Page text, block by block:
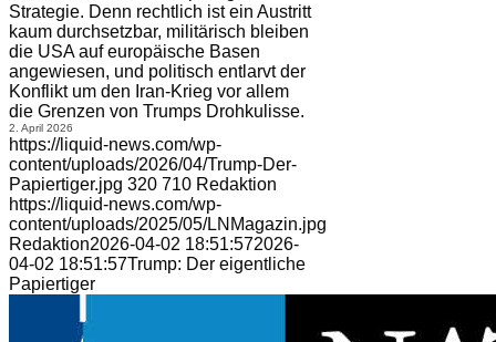
Strategie. Denn rechtlich ist ein Austritt
kaum durchsetzbar, militärisch bleiben
die USA auf europäische Basen
angewiesen, und politisch entlarvt der
Konflikt um den Iran-Krieg vor allem
die Grenzen von Trumps Drohkulisse.
2. April 2026
https://liquid-news.com/wp-
content/uploads/2026/04/Trump-Der-
Papiertiger.jpg 320 710 Redaktion
https://liquid-news.com/wp-
content/uploads/2025/05/LNMagazin.jpg
Redaktion2026-04-02 18:51:572026-
04-02 18:51:57Trump: Der eigentliche
Papiertiger